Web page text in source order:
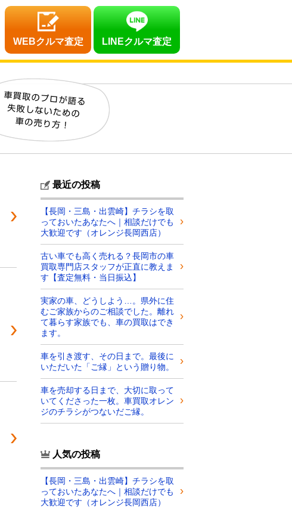
WEBクルマ査定 LINEクルマ査定
最近の投稿
【長岡・三島・出雲崎】チラシを取
っておいたあなたへ｜相談だけでも
大歓迎です（オレンジ長岡西店）
古い車でも高く売れる？長岡市の車
買取専門店スタッフが正直に教えま
す【査定無料・当日振込】
実家の車、どうしよう…。県外に住
むご家族からのご相談でした。離れ
て暮らす家族でも、車の買取はでき
ます。
車を引き渡す、その日まで。最後に
いただいた「ご縁」という贈り物。
車を売却する日まで、大切に取って
いてくださった一枚。車買取オレン
ジのチラシがつないだご縁。
人気の投稿
【長岡・三島・出雲崎】チラシを取
っておいたあなたへ｜相談だけでも
大歓迎です（オレンジ長岡西店）